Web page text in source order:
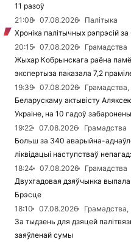
11 разоў
21:08
07.08.2026
Палітыка
Хроніка палітычных рэпрэсій
20:15
07.08.2026
Грамадства
Жыхар Кобрынскага раёна
экспертыза паказала 7,2
19:39
07.08.2026
Грамадства,
Беларускаму актывісту
Украіне, на 10 гадоў
19:22
07.08.2026
Грамадства
Больш за 340 аварыйна-
ліквідацыі наступстваў
18:24
07.08.2026
Грамадства
Двухгадовая дзяўчынка
Брэсце
18:10
07.08.2026
Грамадства,
За тыдзень для дзяцей
заяўленай сумы